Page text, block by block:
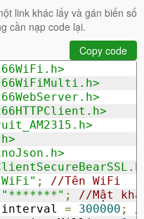
link khác lấy và gán biến số
cần nạp code lại.
;
//Tên WiFi
"*******" ;
//Mật
interval = 300000 ;